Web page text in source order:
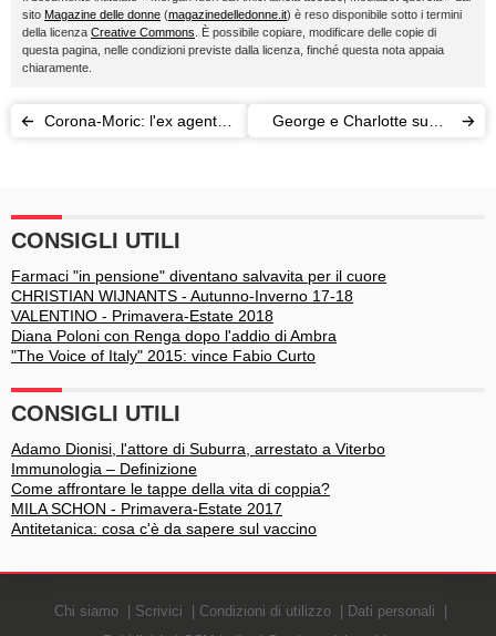
sito Magazine delle donne (magazinedelledonne.it) è reso disponibile sotto i termini
della licenza Creative Commons . È possibile copiare, modificare delle copie di
questa pagina, nelle condizioni previste dalla licenza, finché questa nota appaia
chiaramente.
Corona-Moric: l'ex agente
George e Charlotte super
CONSIGLI UTILI
Farmaci "in pensione" diventano salvavita per il cuore
CHRISTIAN WIJNANTS - Autunno-Inverno 17-18
VALENTINO - Primavera-Estate 2018
Diana Poloni con Renga dopo l'addio di Ambra
"The Voice of Italy" 2015: vince Fabio Curto
CONSIGLI UTILI
Adamo Dionisi, l'attore di Suburra, arrestato a Viterbo
Immunologia – Definizione
Come affrontare le tappe della vita di coppia?
MILA SCHON - Primavera-Estate 2017
Antitetanica: cosa c'è da sapere sul vaccino
Chi siamo Scrivici Condizioni di utilizzo
Dati personali